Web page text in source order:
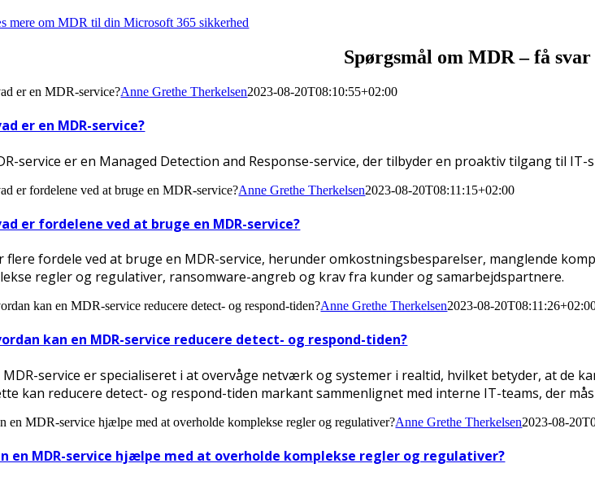
mere om MDR til din Microsoft 365 sikkerhed
Spørgsmål om MDR – få
er en MDR-service?Anne Grethe Therkelsen2023-08-20T08:10:55+02:00
er en MDR-service?
service er en Managed Detection and Response-service, der tilbyder en proaktiv tilgang til
er fordelene ved at bruge en MDR-service?Anne Grethe Therkelsen2023-08-20T08:11:15+02:00
er fordelene ved at bruge en MDR-service?
flere fordele ved at bruge en MDR-service, herunder omkostningsbesparelser, manglende
regler og regulativer, ransomware-angreb og krav fra kunder og samarbejdspartnere.
kan en MDR-service reducere detect- og respond-tiden?Anne Grethe Therkelsen2023-08-
kan en MDR-service reducere detect- og respond-tiden?
MDR-service er specialiseret i at overvåge netværk og systemer i realtid, hvilket betyder, at de
kan reducere detect- og respond-tiden markant sammenlignet med interne IT-teams, der
en MDR-service hjælpe med at overholde komplekse regler og regulativer?Anne Grethe Therkelsen2023-08-
en MDR-service hjælpe med at overholde komplekse regler og regulativer?